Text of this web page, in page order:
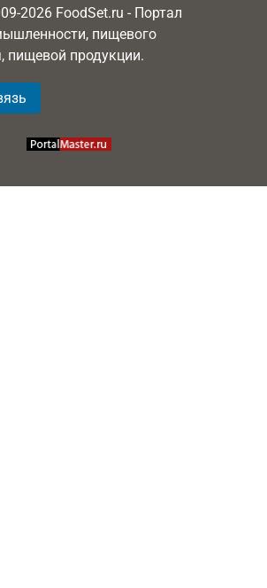
2026 FoodSet.ru - Портал
пищевого
пищевой продукции.